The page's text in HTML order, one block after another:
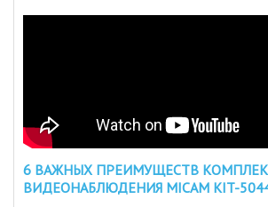
6 ВАЖНЫХ ПРЕИМУЩЕСТВ
ВИДЕОНАБЛЮДЕНИЯ MICAM KIT-